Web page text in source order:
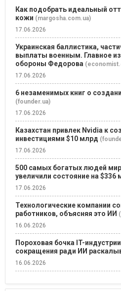
Как подобрать идеальный
кожи (margosha.com.ua)
17.06.2026
Украинская баллистика,
выплаты военным. Главное
обороны Федорова
17.06.2026
6 незаменимых книг о
(founder.ua)
17.06.2026
Казахстан привлек Nvidia к
инвестициями $10 млрд
17.06.2026
500 самых богатых людей
увеличили состояние на $336
17.06.2026
Технологические компании
работников, объясняя это ИИ
16.06.2026
Пороховая бочка IT-
сокращения ради ИИ
16.06.2026